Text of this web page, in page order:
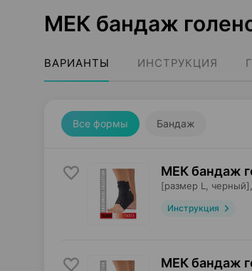
МЕК бандаж
ВАРИАНТЫ ИНСТРУКЦИЯ
Все формы Бандаж
МЕК бандаж
[размер L, черный],
Инструкция
МЕК бандаж